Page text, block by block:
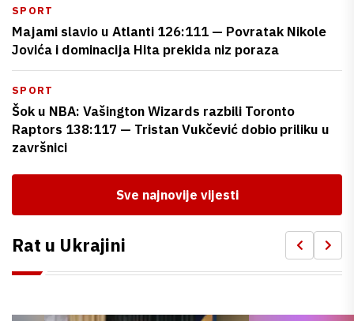
SPORT
Majami slavio u Atlanti 126:111 — Povratak Nikole
Jovića i dominacija Hita prekida niz poraza
SPORT
Šok u NBA: Vašington Wizards razbili Toronto
Raptors 138:117 — Tristan Vukčević dobio priliku u
završnici
Sve najnovije vijesti
Rat u Ukrajini